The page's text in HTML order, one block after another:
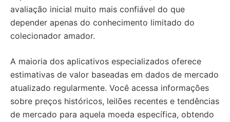
avaliação inicial muito mais confiável do que
depender apenas do conhecimento limitado do
colecionador amador.
A maioria dos aplicativos especializados oferece
estimativas de valor baseadas em dados de mercado
atualizado regularmente. Você acessa informações
sobre preços históricos, leilões recentes e tendências
de mercado para aquela moeda específica, obtendo